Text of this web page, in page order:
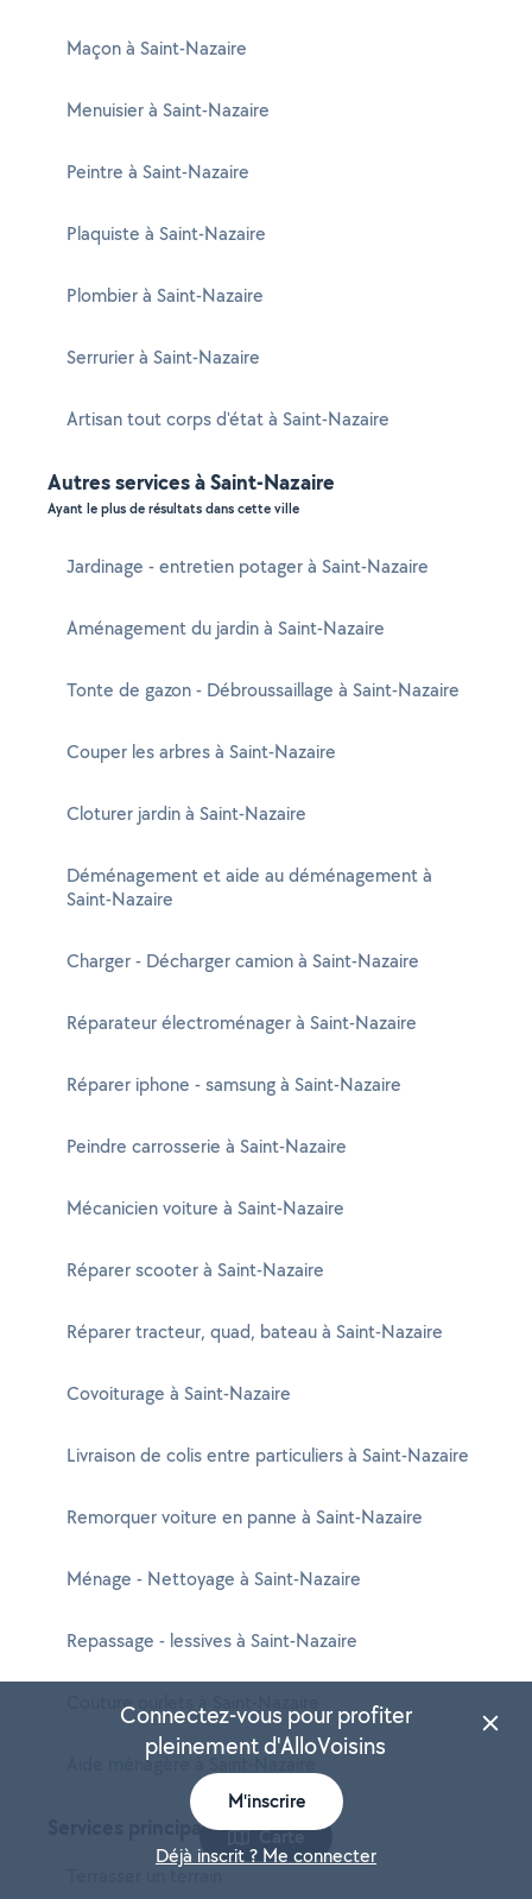
Maçon à Saint-Nazaire
Menuisier à Saint-Nazaire
Peintre à Saint-Nazaire
Plaquiste à Saint-Nazaire
Plombier à Saint-Nazaire
Serrurier à Saint-Nazaire
Artisan tout corps d'état à Saint-Nazaire
Autres services à Saint-Nazaire
Ayant le plus de résultats dans cette ville
Jardinage - entretien potager à Saint-Nazaire
Aménagement du jardin à Saint-Nazaire
Tonte de gazon - Débroussaillage à Saint-Nazaire
Couper les arbres à Saint-Nazaire
Cloturer jardin à Saint-Nazaire
Déménagement et aide au déménagement à
Saint-Nazaire
Charger - Décharger camion à Saint-Nazaire
Réparateur électroménager à Saint-Nazaire
Réparer iphone - samsung à Saint-Nazaire
Peindre carrosserie à Saint-Nazaire
Mécanicien voiture à Saint-Nazaire
Réparer scooter à Saint-Nazaire
Réparer tracteur, quad, bateau à Saint-Nazaire
Covoiturage à Saint-Nazaire
Livraison de colis entre particuliers à Saint-Nazaire
Remorquer voiture en panne à Saint-Nazaire
Ménage - Nettoyage à Saint-Nazaire
Repassage - lessives à Saint-Nazaire
Couture ourlets à Saint-Nazaire
Aide ménagère à Saint-Nazaire
Services principaux Carte
Connectez-vous pour profiter
pleinement d'AlloVoisins
M'inscrire
Déjà inscrit ? Me connecter